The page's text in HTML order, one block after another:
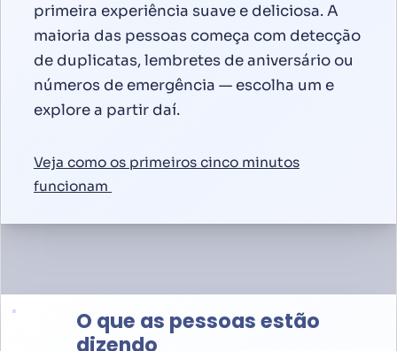
primeira experiência suave e deliciosa. A
maioria das pessoas começa com detecção
de duplicatas, lembretes de aniversário ou
números de emergência — escolha um e
explore a partir daí.
Veja como os primeiros cinco minutos
funcionam
O que as pessoas estão
dizendo